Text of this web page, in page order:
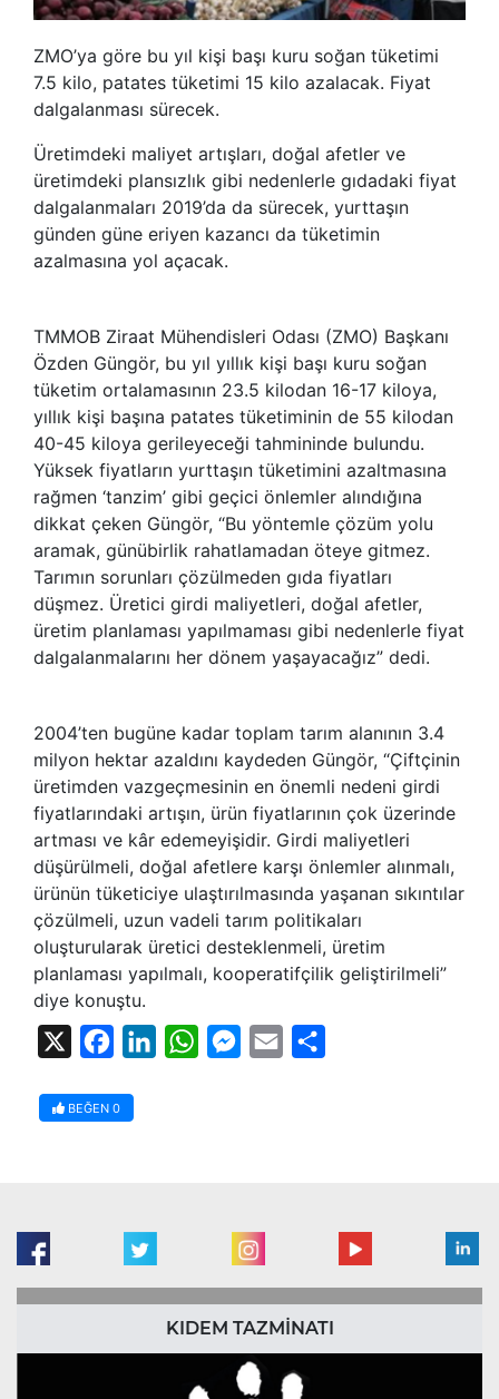
ZMO’ya göre bu yıl kişi başı kuru soğan tüketimi
7.5 kilo, patates tüketimi 15 kilo azalacak. Fiyat
dalgalanması sürecek.
Üretimdeki maliyet artışları, doğal afetler ve
üretimdeki plansızlık gibi nedenlerle gıdadaki fiyat
dalgalanmaları 2019’da da sürecek, yurttaşın
günden güne eriyen kazancı da tüketimin
azalmasına yol açacak.
TMMOB Ziraat Mühendisleri Odası (ZMO) Başkanı
Özden Güngör, bu yıl yıllık kişi başı kuru soğan
tüketim ortalamasının 23.5 kilodan 16-17 kiloya,
yıllık kişi başına patates tüketiminin de 55 kilodan
40-45 kiloya gerileyeceği tahmininde bulundu.
Yüksek fiyatların yurttaşın tüketimini azaltmasına
rağmen ‘tanzim’ gibi geçici önlemler alındığına
dikkat çeken Güngör, “Bu yöntemle çözüm yolu
aramak, günübirlik rahatlamadan öteye gitmez.
Tarımın sorunları çözülmeden gıda fiyatları
düşmez. Üretici girdi maliyetleri, doğal afetler,
üretim planlaması yapılmaması gibi nedenlerle fiyat
dalgalanmalarını her dönem yaşayacağız” dedi.
2004’ten bugüne kadar toplam tarım alanının 3.4
milyon hektar azaldını kaydeden Güngör, “Çiftçinin
üretimden vazgeçmesinin en önemli nedeni girdi
fiyatlarındaki artışın, ürün fiyatlarının çok üzerinde
artması ve kâr edemeyişidir. Girdi maliyetleri
düşürülmeli, doğal afetlere karşı önlemler alınmalı,
ürünün tüketiciye ulaştırılmasında yaşanan sıkıntılar
çözülmeli, uzun vadeli tarım politikaları
oluşturularak üretici desteklenmeli, üretim
planlaması yapılmalı, kooperatifçilik geliştirilmeli”
diye konuştu.
FacebookLinkedInWhatsAppMessenger
Email
BEĞEN 0
KIDEM TAZMİNATI